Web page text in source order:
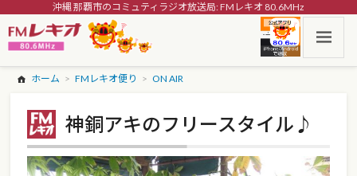
沖縄 那覇市のコミュティラジオ放送局: FMレキオ 80.6MHz
ホーム FMレキオ便り ON AIR
神銅アキのフリースタイル♪